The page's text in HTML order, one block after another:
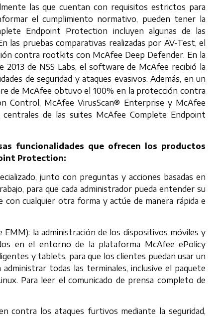
las que cuentan con requisitos estrictos para
el cumplimiento normativo, pueden tener la
Endpoint Protection incluyen algunas de las
las pruebas comparativas realizadas por AV-Test, el
contra rootkits con McAfee Deep Defender. En la
de NSS Labs, el software de McAfee recibió la
de seguridad y ataques evasivos. Además, en un
de McAfee obtuvo el 100% en la protección contra
Control, McAfee VirusScan® Enterprise y McAfee
de las suites McAfee Complete Endpoint
funcionalidades que ofrecen los productos
Protection:
junto con preguntas y acciones basadas en
para que cada administrador pueda entender su
con cualquier otra forma y actúe de manera rápida e
la administración de los dispositivos móviles y
en el entorno de la plataforma McAfee ePolicy
y tablets, para que los clientes puedan usar un
todas las terminales, inclusive el paquete
Para leer el comunicado de prensa completo de
contra los ataques furtivos mediante la seguridad,